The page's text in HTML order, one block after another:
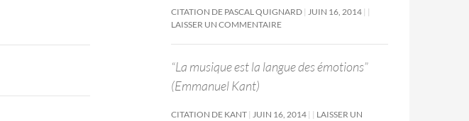
CITATION DE PASCAL QUIGNARD JUIN 16, 2014
LAISSER UN COMMENTAIRE
“La musique est la langue des émotions”
(Emmanuel Kant)
CITATION DE KANT JUIN 16, 2014
LAISSER UN